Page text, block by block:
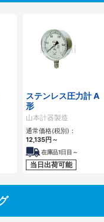
ステンレス圧力計 A
形
山本計器製造
通常価格(税別)：
12,135円～
在庫品1日目～
当日出荷可能